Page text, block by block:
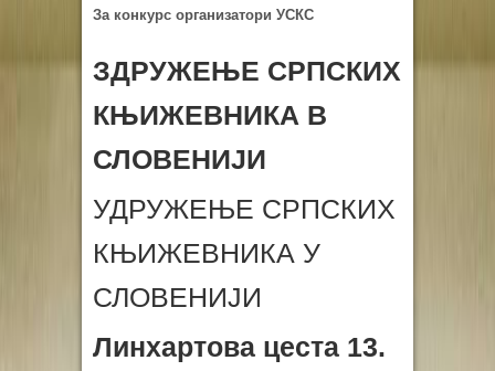
За конкурс организатори УСКС
ЗДРУЖЕЊЕ СРПСКИХ
КЊИЖЕВНИКА В
СЛОВЕНИЈИ
УДРУЖЕЊЕ СРПСКИХ
КЊИЖЕВНИКА У
СЛОВЕНИЈИ
Линхартова цеста 13.